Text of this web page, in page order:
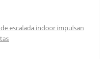
escalada indoor impulsan